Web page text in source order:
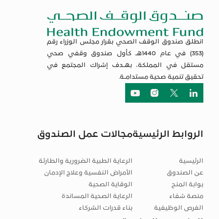
انطلق صندوق الوقف الصحي بقرار مجلس الوزراء رقم
(353) في عام 1440هـ كأول صندوق وقفي صحي
مستقل في المملكة، بهـدف إشراك المجتمع في
تحقيق تنمية صحية مستدامـة.
لنكيدان تويتر انستجراميوتيوب
الروابط الرئيسية
الرئيسية
عن الصندوق
بوابة المنح
منصة شفاء
الفرص الوظيفية
مجالات عمل الصندوق
الرعاية الطبية الضرورية والطارئة
الأمراض النفسية وعلاج الإدمان
الوقاية الصحية
الرعاية الصحية المساندة
بناء قدرات الشركاء